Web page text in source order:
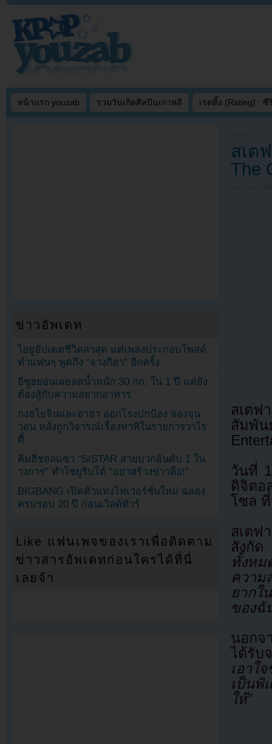
หน้าแรก youzab รวมวันเกิดศิลปินเกาหลี เรตติ้ง (Rating) : ซี
สเต
The
สเตฟ
สัมพั
วันที่
ดิจิตอ
โซล
สเตฟ
สังกัด
ทั้งหม
ควา
ยากใ
ของฉั
นอกจ
ได้รับ
เอาใ
เป็นพิ
ให้”
ข่าวอัพเดท
ไอยูอัปเดตชีวิตล่าสุด แต่เพลงประกอบโพสต์
ทำแฟนๆ พูดถึง “จางกีฮา” อีกครั้ง
อีซูฮยอนเผยลดน้ำหนัก 30 กก. ใน 1 ปี แต่ยัง
ต้องสู้กับความอยากอาหาร
กงฮโยจินและฮาฮ่า ออกโรงปกป้อง จองจุน
วอน หลังถูกวิจารณ์เรื่องท่าทีในรายการวาไร
ตี้
คิมฮีชอลแซว “SISTAR สายบวกอันดับ 1 ใน
วงการ” ทำโซยูรีบโต้ “อย่าสร้างข่าวลือ!”
BIGBANG เปิดตัวแท่งไฟเวอร์ชั่นใหม่ ฉลอง
ครบรอบ 20 ปี ก่อนเวิลด์ทัวร์
Like แฟนเพจของเราเพื่อติดตาม
ข่าวสารอัพเดทก่อนใครได้ที่นี่
เลยจ้า